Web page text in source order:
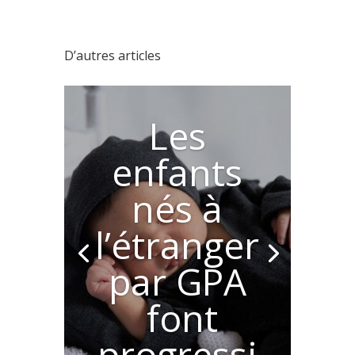
D’autres articles
Les
enfants
nés à
l’étranger
par GPA
font